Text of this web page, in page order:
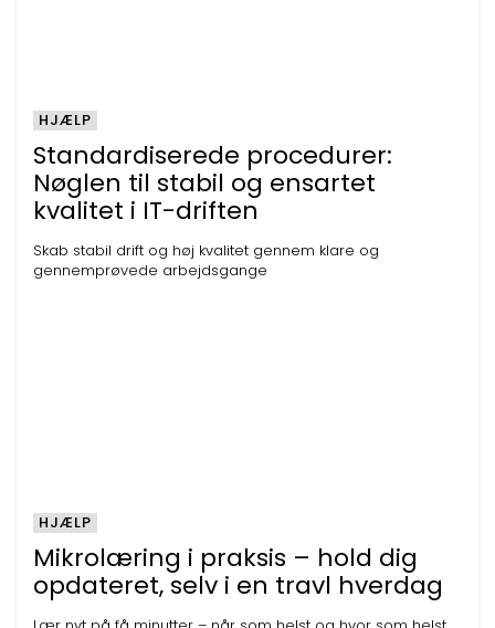
Standardiserede procedurer:
Nøglen til stabil og ensartet
kvalitet i IT-driften
Skab stabil drift og høj kvalitet gennem klare og
gennemprøvede arbejdsgange
HJÆLP
Mikrolæring i praksis – hold dig
opdateret, selv i en travl hverdag
HJÆLP